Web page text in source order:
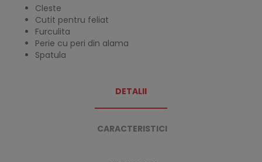
Cleste
Cutit pentru feliat
Furculita
Perie cu peri din alama
Spatula
DETALII
CARACTERISTICI